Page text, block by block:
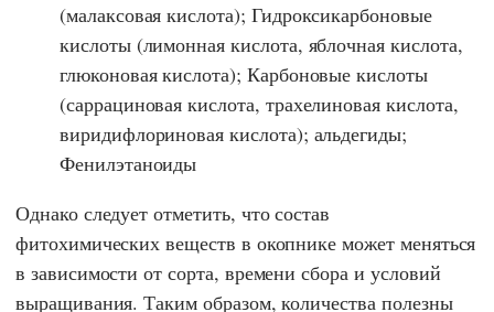
(малаксовая кислота); Гидроксикарбоновые
кислоты (лимонная кислота, яблочная кислота,
глюконовая кислота); Карбоновые кислоты
(саррациновая кислота, трахелиновая кислота,
виридифлориновая кислота); альдегиды;
Фенилэтаноиды
Однако следует отметить, что состав
фитохимических веществ в окопнике может меняться
в зависимости от сорта, времени сбора и условий
выращивания. Таким образом, количества полезны